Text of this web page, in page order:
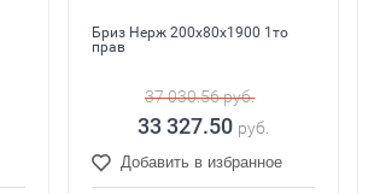
Бриз Нерж 200x80x1900 1то
прав
37 030.56руб.
33 327.50 руб.
Добавить в избранное